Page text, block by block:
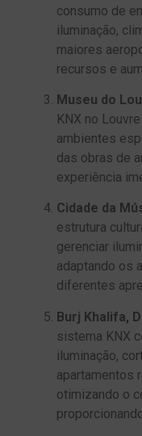
consumo de
iluminação,
maiores
recursos e
Museu do
KNX no
ambientes
das obras de
experiência
Cidade da
estrutura
gerenciar
adaptando os
diferentes
Burj Khalifa,
sistema KNX
iluminação,
apartamentos
otimizando o